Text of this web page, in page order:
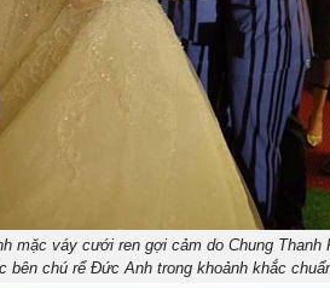
mặc váy cưới ren gợi cảm do Chung Thanh
bên chú rể Đức Anh trong khoảnh khắc